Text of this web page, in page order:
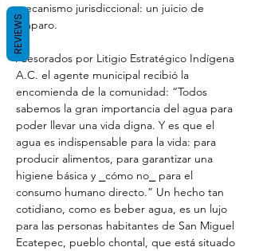
mecanismo jurisdiccional: un juicio de
amparo.
Asesorados por Litigio Estratégico Indígena
A.C. el agente municipal recibió la
encomienda de la comunidad: “Todos
sabemos la gran importancia del agua para
poder llevar una vida digna. Y es que el
agua es indispensable para la vida: para
producir alimentos, para garantizar una
higiene básica y ⎯cómo no⎯ para el
consumo humano directo.” Un hecho tan
cotidiano, como es beber agua, es un lujo
para las personas habitantes de San Miguel
Ecatepec, pueblo chontal, que está situado
REVIEWS